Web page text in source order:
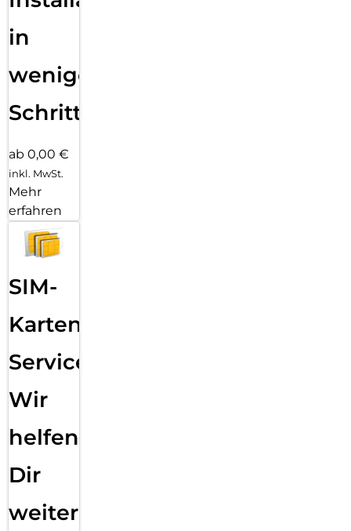
in
wenigen
Schritten
ab 0,00 €
inkl. MwSt.
Mehr
erfahren
SIM-
Karten
Service:
Wir
helfen
Dir
weiter